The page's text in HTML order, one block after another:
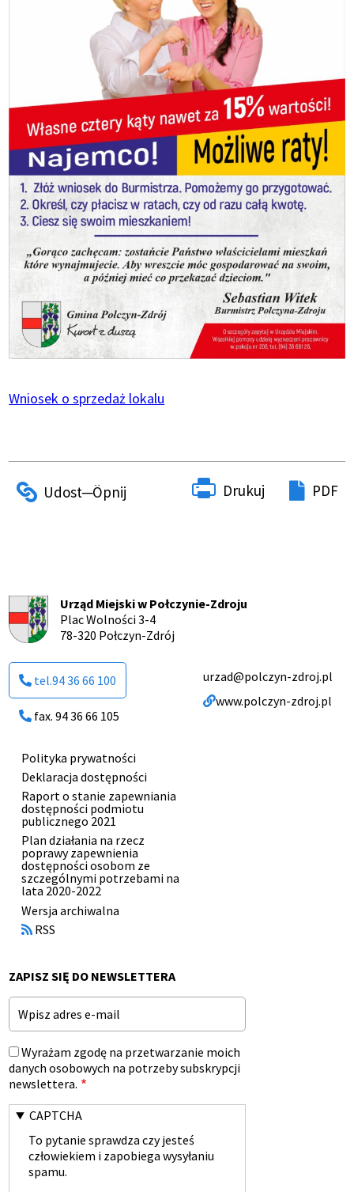
Wniosek o sprzedaż lokalu
Drukuj PDF
Urząd Miejski w Połczynie-Zdroju
Plac Wolności 3-4
78-320 Połczyn-Zdrój
tel.94 36 66 100
fax. 94 36 66 105
urzad@polczyn-zdroj.pl
www.polczyn-zdroj.pl
Menu
stopki
Polityka prywatności
Deklaracja dostępności
Raport o stanie zapewniania
dostępności podmiotu
publicznego 2021
Plan działania na rzecz
poprawy zapewnienia
dostępności osobom ze
szczególnymi potrzebami na
lata 2020-2022
Otworzy
się
w
Wersja archiwalna
RSS
ZAPISZ SIĘ DO NEWSLETTERA
Email
Wyrażam zgodę na przetwarzanie moich
danych osobowych na potrzeby subskrypcji
newslettera.
CAPTCHA
To pytanie sprawdza czy jesteś
człowiekiem i zapobiega wysyłaniu
spamu.